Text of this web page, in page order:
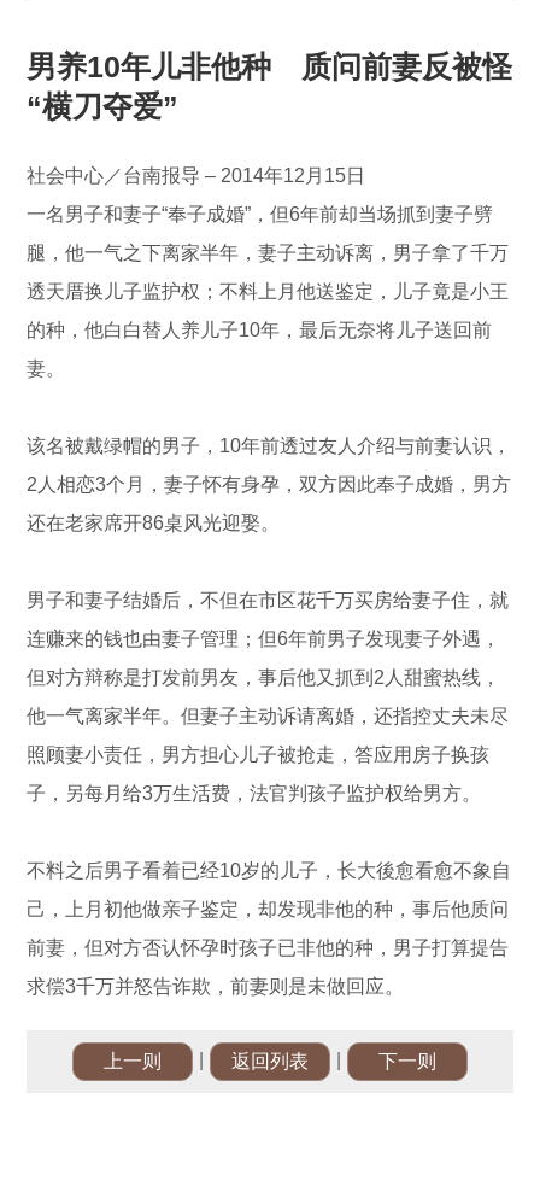
男养10年儿非他种 质问前妻反被怪
“横刀夺爱”
社会中心／台南报导 – 2014年12月15日
一名男子和妻子“奉子成婚”，但6年前却当场抓到妻子劈
腿，他一气之下离家半年，妻子主动诉离，男子拿了千万
透天厝换儿子监护权；不料上月他送鉴定，儿子竟是小王
的种，他白白替人养儿子10年，最后无奈将儿子送回前
妻。
该名被戴绿帽的男子，10年前透过友人介绍与前妻认识，
2人相恋3个月，妻子怀有身孕，双方因此奉子成婚，男方
还在老家席开86桌风光迎娶。
男子和妻子结婚后，不但在市区花千万买房给妻子住，就
连赚来的钱也由妻子管理；但6年前男子发现妻子外遇，
但对方辩称是打发前男友，事后他又抓到2人甜蜜热线，
他一气离家半年。但妻子主动诉请离婚，还指控丈夫未尽
照顾妻小责任，男方担心儿子被抢走，答应用房子换孩
子，另每月给3万生活费，法官判孩子监护权给男方。
不料之后男子看着已经10岁的儿子，长大後愈看愈不象自
己，上月初他做亲子鉴定，却发现非他的种，事后他质问
前妻，但对方否认怀孕时孩子已非他的种，男子打算提告
求偿3千万并怒告诈欺，前妻则是未做回应。
上一则 返回列表 下一则